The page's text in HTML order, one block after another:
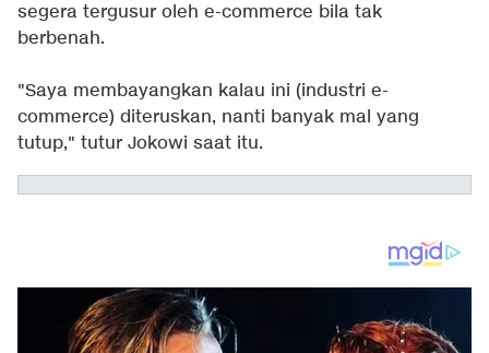
segera tergusur oleh e-commerce bila tak
berbenah.
"Saya membayangkan kalau ini (industri e-
commerce) diteruskan, nanti banyak mal yang
tutup," tutur Jokowi saat itu.